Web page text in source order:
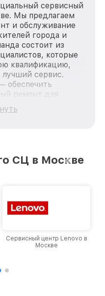
сервисный
Мы предлагаем
и обслуживание
города и
состоит из
которые
квалификацию,
лучший сервис.
обеспечить
ремонт для
LG, вне
поломки. Мы
уровень доверия
СЦ в Москве
Сервисный центр Lenovo в
Москве